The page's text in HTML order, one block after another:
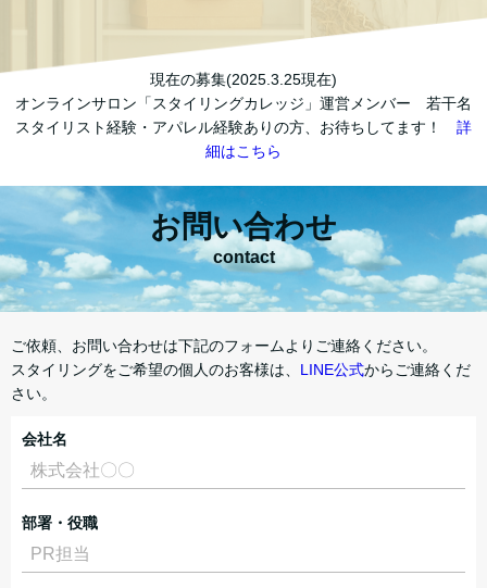
現在の募集(2025.3.25現在)
オンラインサロン「スタイリングカレッジ」運営メンバー 若干名
スタイリスト経験・アパレル経験ありの方、お待ちしてます！ 詳
細はこちら
お問い合わせ
contact
ご依頼、お問い合わせは下記のフォームよりご連絡ください。
スタイリングをご希望の個人のお客様は、 LINE公式からご連絡くだ
さい。
会社名
部署・役職